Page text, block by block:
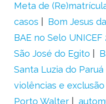
Meta de
casos
Bom Jesus
BAE no Selo UNICEF
São José do Egito
Santa Luzia do Paruá
violências e
Porto Walter